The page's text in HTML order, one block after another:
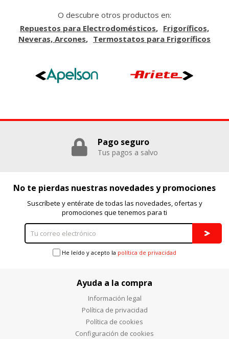
O descubre otros productos en:
Repuestos para Electrodomésticos
Frigoríficos,
Neveras, Arcones
Termostatos para Frigoríficos
Pago seguro
Tus pagos a salvo
No te pierdas nuestras novedades y promociones
Suscríbete y entérate de todas las novedades, ofertas y
promociones que tenemos para ti
He leído y acepto la política de privacidad
Ayuda a la compra
Información legal
Política de privacidad
Política de cookies
Configuración de cookies
GUARDAR CONFIGURACIÓN
Puedes volver a configurar tus cookies desde la sección
"Configuración de cookies" al pie de la página. También puedes